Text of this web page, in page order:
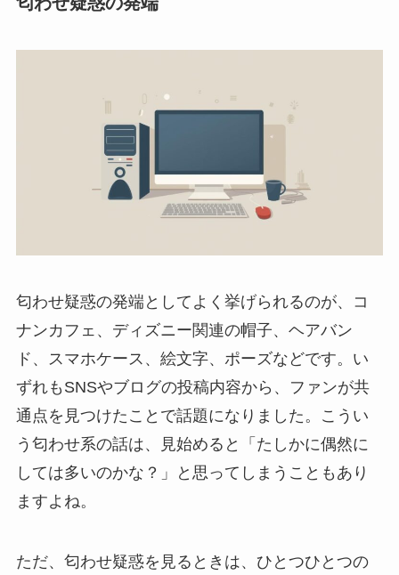
匂わせ疑惑の発端としてよく挙げられるのが、コ
ナンカフェ、ディズニー関連の帽子、ヘアバン
ド、スマホケース、絵文字、ポーズなどです。い
ずれもSNSやブログの投稿内容から、ファンが共
通点を見つけたことで話題になりました。こうい
う匂わせ系の話は、見始めると「たしかに偶然に
しては多いのかな？」と思ってしまうこともあり
ますよね。
ただ、匂わせ疑惑を見るときは、ひとつひとつの